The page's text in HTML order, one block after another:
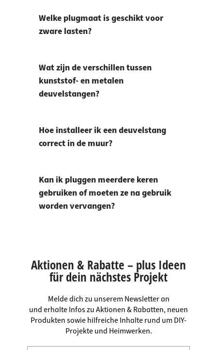
Welke plugmaat is geschikt voor
zware lasten?
Wat zijn de verschillen tussen
kunststof- en metalen
deuvelstangen?
Hoe installeer ik een deuvelstang
correct in de muur?
Kan ik pluggen meerdere keren
gebruiken of moeten ze na gebruik
worden vervangen?
Aktionen & Rabatte – plus Ideen
für dein nächstes Projekt
Melde dich zu unserem Newsletter an
und erhalte Infos zu Aktionen & Rabatten, neuen
Produkten sowie hilfreiche Inhalte rund um DIY-
Projekte und Heimwerken.